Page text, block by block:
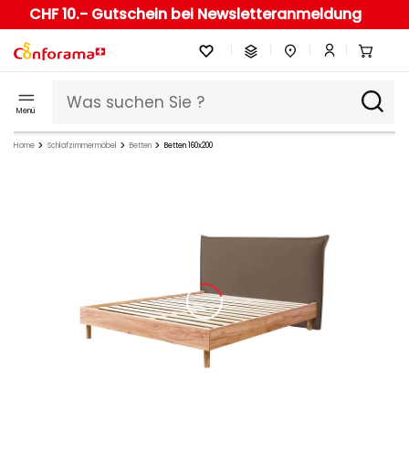
CHF 10.- Gutschein bei Newsletteranmeldung
Menü
Home Schlafzimmermöbel Betten Betten 160x200